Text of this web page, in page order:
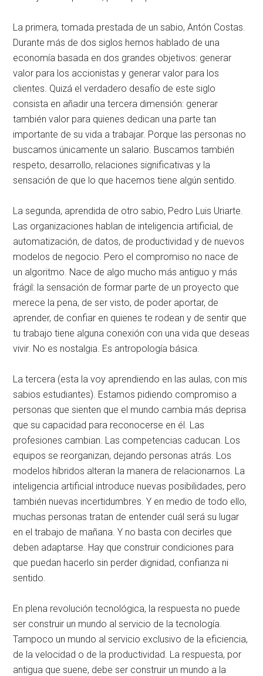
La primera, tomada prestada de un sabio, Antón Costas.
Durante más de dos siglos hemos hablado de una
economía basada en dos grandes objetivos: generar
valor para los accionistas y generar valor para los
clientes. Quizá el verdadero desafío de este siglo
consista en añadir una tercera dimensión: generar
también valor para quienes dedican una parte tan
importante de su vida a trabajar. Porque las personas no
buscamos únicamente un salario. Buscamos también
respeto, desarrollo, relaciones significativas y la
sensación de que lo que hacemos tiene algún sentido.
La segunda, aprendida de otro sabio, Pedro Luis Uriarte.
Las organizaciones hablan de inteligencia artificial, de
automatización, de datos, de productividad y de nuevos
modelos de negocio. Pero el compromiso no nace de
un algoritmo. Nace de algo mucho más antiguo y más
frágil: la sensación de formar parte de un proyecto que
merece la pena, de ser visto, de poder aportar, de
aprender, de confiar en quienes te rodean y de sentir que
tu trabajo tiene alguna conexión con una vida que deseas
vivir. No es nostalgia. Es antropología básica.
La tercera (esta la voy aprendiendo en las aulas, con mis
sabios estudiantes). Estamos pidiendo compromiso a
personas que sienten que el mundo cambia más deprisa
que su capacidad para reconocerse en él. Las
profesiones cambian. Las competencias caducan. Los
equipos se reorganizan, dejando personas atrás. Los
modelos híbridos alteran la manera de relacionarnos. La
inteligencia artificial introduce nuevas posibilidades, pero
también nuevas incertidumbres. Y en medio de todo ello,
muchas personas tratan de entender cuál será su lugar
en el trabajo de mañana. Y no basta con decirles que
deben adaptarse. Hay que construir condiciones para
que puedan hacerlo sin perder dignidad, confianza ni
sentido.
En plena revolución tecnológica, la respuesta no puede
ser construir un mundo al servicio de la tecnología.
Tampoco un mundo al servicio exclusivo de la eficiencia,
de la velocidad o de la productividad. La respuesta, por
antigua que suene, debe ser construir un mundo a la